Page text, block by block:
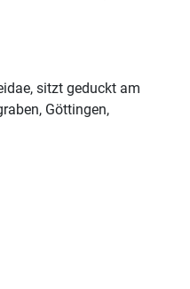
sitzt geduckt am
Göttingen,